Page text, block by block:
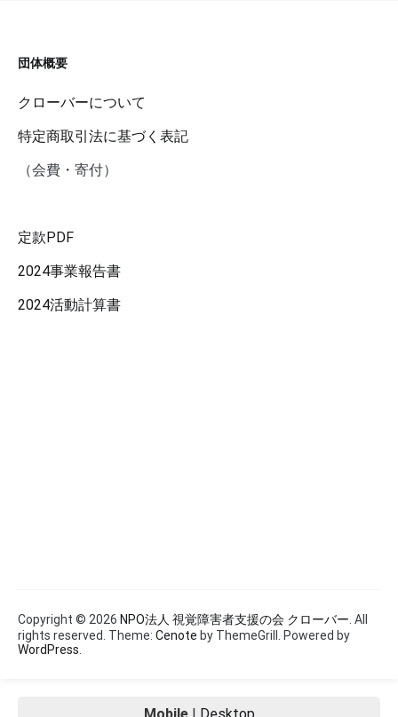
団体概要
クローバーについて
特定商取引法に基づく表記
（会費・寄付）
定款PDF
2024事業報告書
2024活動計算書
Copyright © 2026 NPO法人 視覚障害者支援の会 クローバー . All
rights reserved. Theme: Cenote by ThemeGrill. Powered by
WordPress